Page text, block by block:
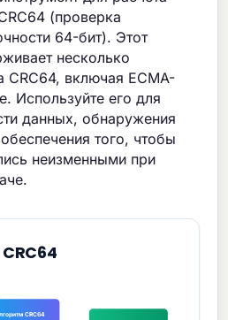
(проверка
64-бит). Этот
несколько
CRC64, включая ECMA-
Используйте его для
данных, обнаружения
того, чтобы
неизменными при
CRC64
CRC64